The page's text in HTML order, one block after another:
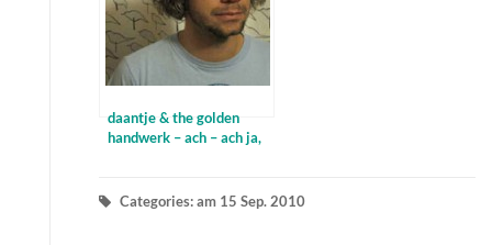
daantje & the golden
handwerk – ach – ach ja,
Categories: am 15 Sep. 2010